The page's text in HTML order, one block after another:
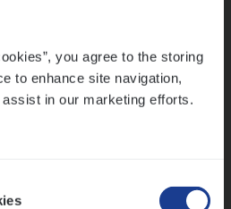
you agree to the storing
to enhance site navigation,
in our marketing efforts.